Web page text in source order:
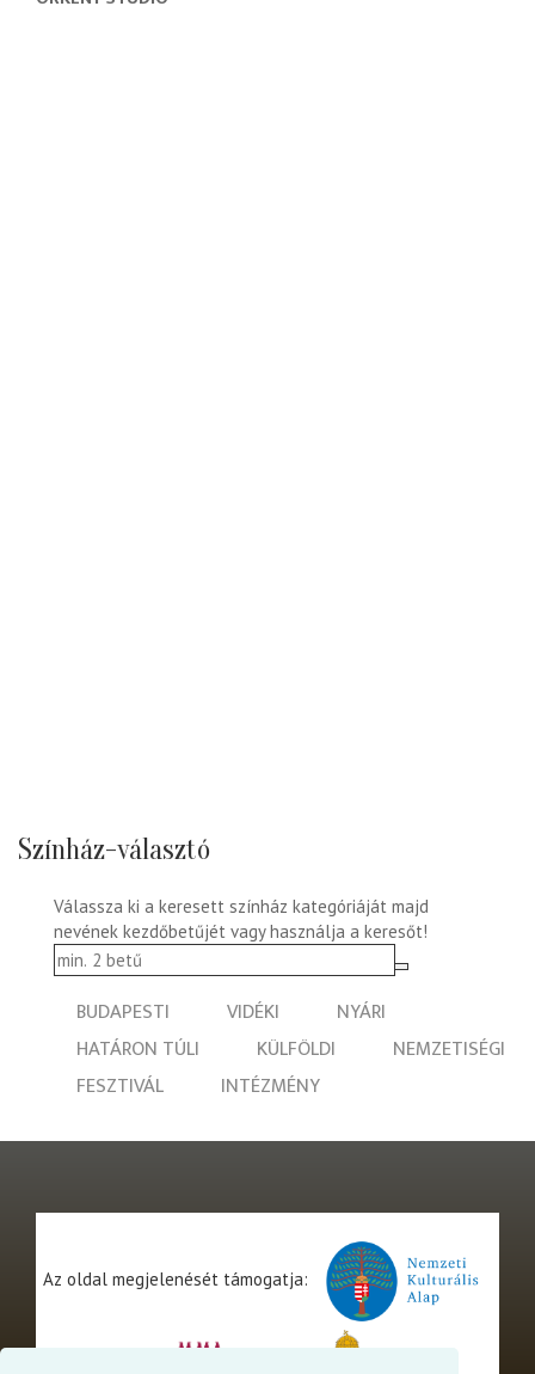
Színház-választó
Válassza ki a keresett színház kategóriáját majd
nevének kezdőbetűjét vagy használja a keresőt!
BUDAPESTI VIDÉKI
NYÁRI
HATÁRON TÚLI
KÜLFÖLDI
NEMZETISÉGI
FESZTIVÁL
INTÉZMÉNY
Az oldal megjelenését támogatja: